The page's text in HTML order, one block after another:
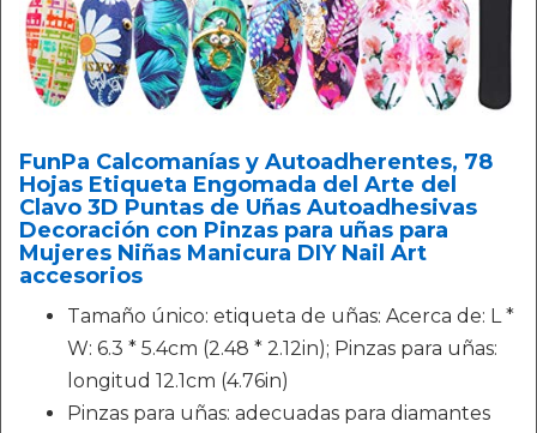
FunPa Calcomanías y Autoadherentes, 78
Hojas Etiqueta Engomada del Arte del
Clavo 3D Puntas de Uñas Autoadhesivas
Decoración con Pinzas para uñas para
Mujeres Niñas Manicura DIY Nail Art
accesorios
Tamaño único: etiqueta de uñas: Acerca de: L *
W: 6.3 * 5.4cm (2.48 * 2.12in); Pinzas para uñas:
longitud 12.1cm (4.76in)
Pinzas para uñas: adecuadas para diamantes